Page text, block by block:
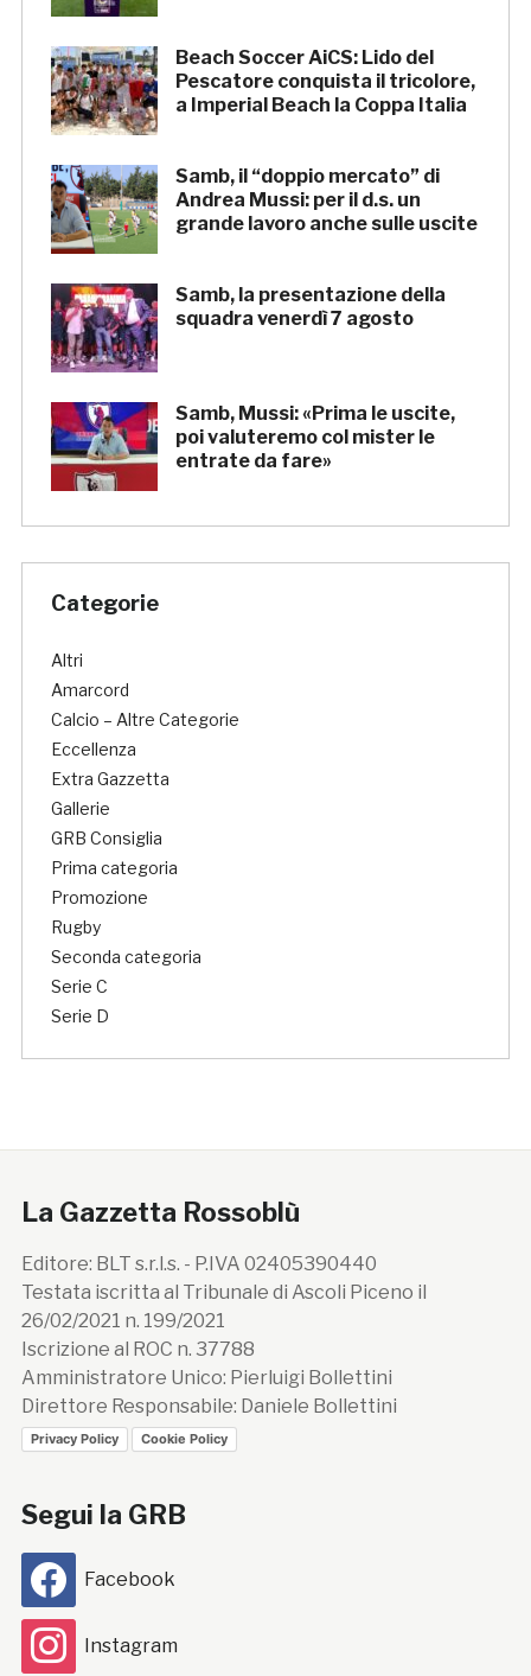
Beach Soccer AiCS: Lido del
Pescatore conquista il tricolore,
a Imperial Beach la Coppa Italia
Samb, il “doppio mercato” di
Andrea Mussi: per il d.s. un
grande lavoro anche sulle uscite
Samb, la presentazione della
squadra venerdì 7 agosto
Samb, Mussi: «Prima le uscite,
poi valuteremo col mister le
entrate da fare»
Categorie
Altri
Amarcord
Calcio – Altre Categorie
Eccellenza
Extra Gazzetta
Gallerie
GRB Consiglia
Prima categoria
Promozione
Rugby
Seconda categoria
Serie C
Serie D
La Gazzetta Rossoblù
Editore: BLT s.r.l.s. - P.IVA 02405390440
Testata iscritta al Tribunale di Ascoli Piceno il
26/02/2021 n. 199/2021
Iscrizione al ROC n. 37788
Amministratore Unico: Pierluigi Bollettini
Direttore Responsabile: Daniele Bollettini
Privacy Policy Cookie Policy
Segui la GRB
Facebook
Instagram